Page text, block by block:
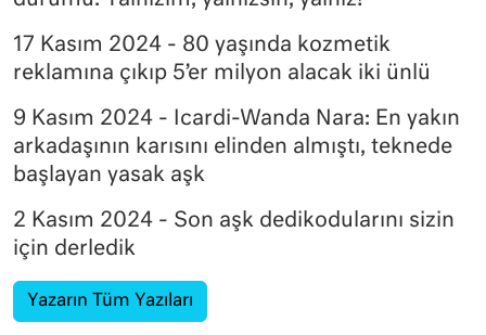
17 Kasım 2024 - 80 yaşında kozmetik
reklamına çıkıp 5’er milyon alacak iki ünlü
9 Kasım 2024 - Icardi-Wanda Nara: En yakın
arkadaşının karısını elinden almıştı, teknede
başlayan yasak aşk
2 Kasım 2024 - Son aşk dedikodularını sizin
için derledik
Yazarın Tüm Yazıları